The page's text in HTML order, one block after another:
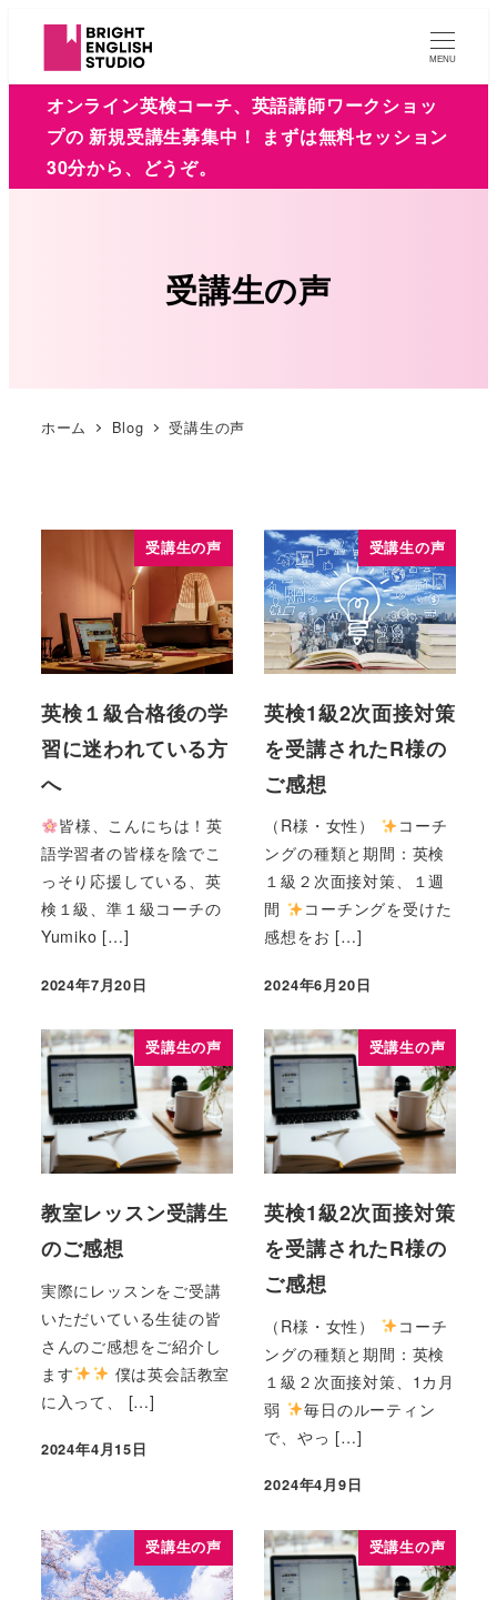
MENU
オンライン英検コーチ、英語講師ワークショッ
プの 新規受講生募集中！ まずは無料セッション
30分から、どうぞ。
受講生の声
ホーム Blog 受講生の声
受講生の声
英検１級合格後の学
習に迷われている方
へ
皆様、こんにちは！英
語学習者の皆様を陰でこ
っそり応援している、英
検１級、準１級コーチの
Yumiko […]
2024年7月20日
受講生の声
英検1級2次面接対策
を受講されたR様の
ご感想
（R様・女性）
コーチ
ングの種類と期間：英検
１級２次面接対策、１週
間
コーチングを受けた
感想をお […]
2024年6月20日
受講生の声
教室レッスン受講生
のご感想
実際にレッスンをご受講
いただいている生徒の皆
さんのご感想をご紹介し
ます
僕は英会話教室
に入って、 […]
2024年4月15日
受講生の声
英検1級2次面接対策
を受講されたR様の
ご感想
（R様・女性）
コーチ
ングの種類と期間：英検
１級２次面接対策、1カ月
弱
毎日のルーティン
で、やっ […]
2024年4月9日
受講生の声 受講生の声